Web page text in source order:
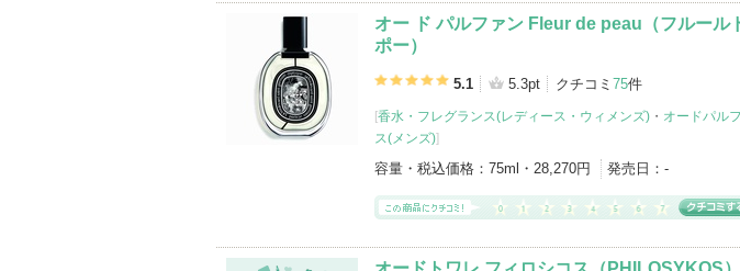
オー ド パルファン Fleur de peau（フルール
ポー）
5.1 5.3pt クチコミ 75件
[香水・フレグランス(レディース・ウィメンズ) ・ オードパル
ス(メンズ)]
容量・税込価格： 75ml・28,270円 発売日： -